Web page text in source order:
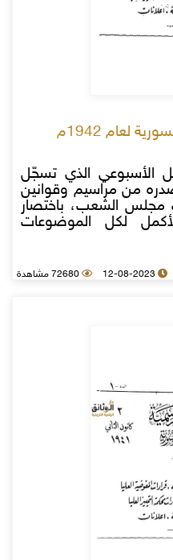
لعام 1942م
الأسبوعي الذي تسجّل
من مراسيم وقوانين
مجلس الشعب، باختصار
لكل الموضوعات
12-08-2023 72680 مشاهدة